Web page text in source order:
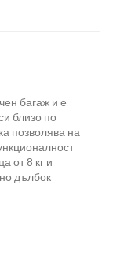
багаж и е
близо по
позволява на
от 8 кг и
дълбок